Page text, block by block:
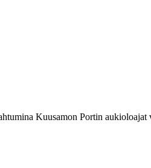
Kuusamon Portin